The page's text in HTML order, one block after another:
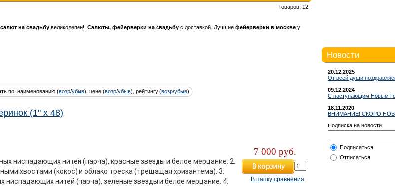
Товаров: 12
салют на свадьбу великолепен! Салюты, фейерверки на свадьбу с доставкой. Лучшие фейерверки в москве у
по: наименованию (возр/убыв), цене (возр/убыв), рейтингу (возр/убыв)
(1" х 48)
ниспадающих нитей (парча), красные звезды и белое мерцание. 2.
хвостами (кокос) и облако треска (трещащая хризантема). 3.
ниспадающих нитей (парча), зеленые звезды и белое мерцание. 4.
7 000 руб.
В папку сравнения
Новости
20.12.2025
От всей души
09.12.2024
С наступающим Новым
18.11.2020
ВНИМАНИЕ! СКОРО
Подписка на новости
Подписаться
Отписаться